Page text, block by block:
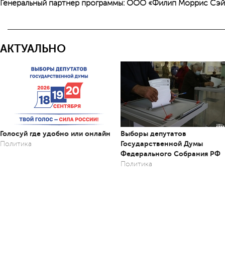
Генеральный партнер программы: ООО «Филип Моррис
АКТУАЛЬНО
Голосуй где удобно или онлайн
Политика
Выборы депутатов
Государственной Думы
Федерального Собрания РФ
Политика